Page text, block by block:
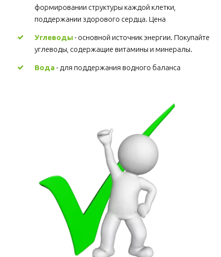
формировании структуры каждой клетки,
поддержании здорового сердца. Цена
Углеводы - основной источник энергии. Покупайте
углеводы, содержащие витамины и минералы.
Вода - для поддержания водного баланса